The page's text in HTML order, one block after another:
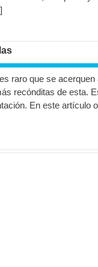
raro que se
recónditas de esta.
En este artículo